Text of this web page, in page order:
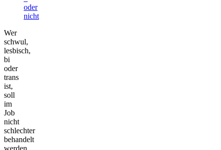
oder
nicht
Wer
schwul,
lesbisch,
bi
oder
trans
ist,
soll
im
Job
nicht
schlechter
behandelt